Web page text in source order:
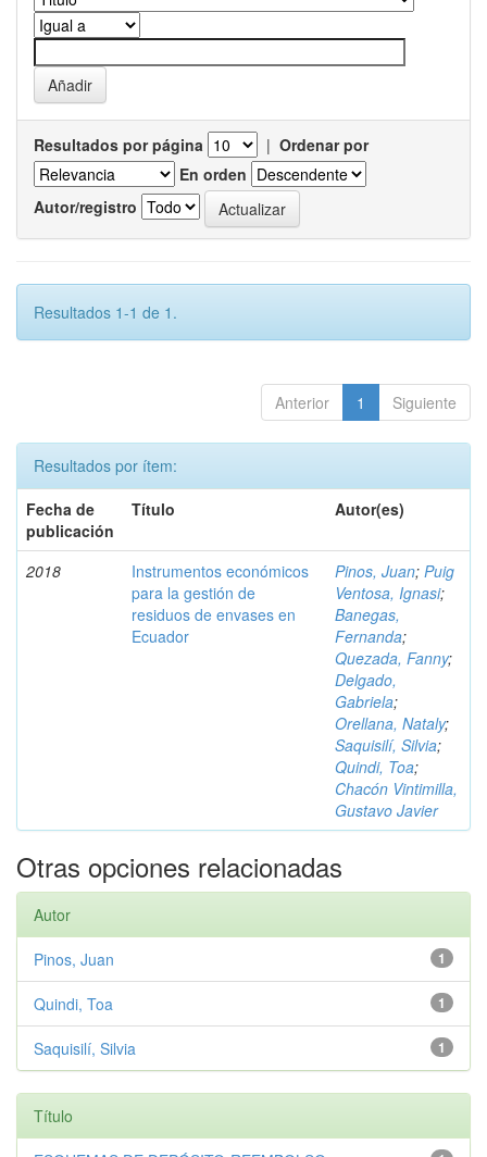
Resultados por página | Ordenar por
En orden
Autor/registro
Resultados 1-1 de 1.
Anterior 1 Siguiente
Resultados por ítem:
Fecha de
publicación
Título Autor(es)
2018
Instrumentos económicos
para la gestión de
residuos de envases en
Ecuador
Pinos, Juan; Puig
Ventosa, Ignasi;
Banegas,
Fernanda;
Quezada, Fanny;
Delgado,
Gabriela;
Orellana, Nataly;
Saquisilí, Silvia;
Quindi, Toa;
Chacón Vintimilla,
Gustavo Javier
Otras opciones relacionadas
Autor
1
Pinos, Juan
1
Quindi, Toa
1
Saquisilí, Silvia
Título